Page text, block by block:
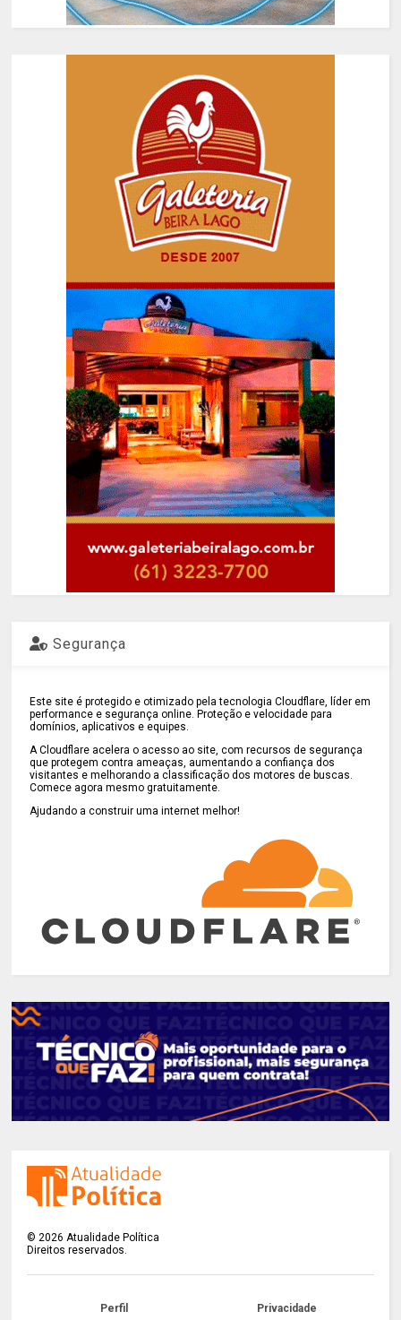
Segurança
Este site é protegido e otimizado pela tecnologia Cloudflare, líder em
performance e segurança online. Proteção e velocidade para
domínios, aplicativos e equipes.
A Cloudflare acelera o acesso ao site, com recursos de segurança
que protegem contra ameaças, aumentando a confiança dos
visitantes e melhorando a classificação dos motores de buscas.
Comece agora mesmo gratuitamente.
Ajudando a construir uma internet melhor!
© 2026 Atualidade Política
Direitos reservados.
Perfil Privacidade